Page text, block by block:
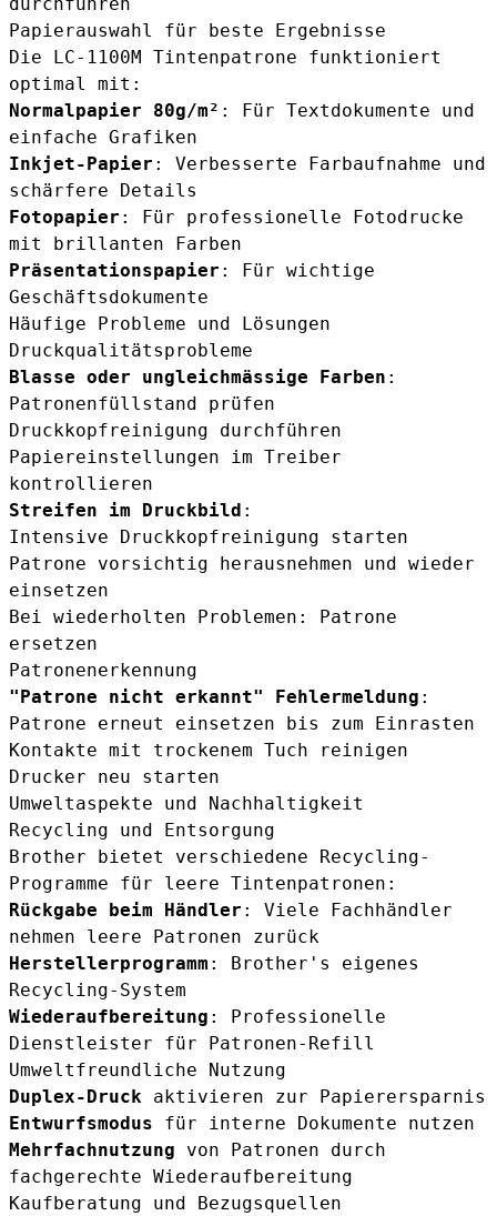
durchführen
Papierauswahl für beste Ergebnisse
Die LC-1100M Tintenpatrone funktioniert
optimal mit:
Normalpapier 80g/m² : Für Textdokumente und
einfache Grafiken
Inkjet-Papier : Verbesserte Farbaufnahme und
schärfere Details
Fotopapier : Für professionelle Fotodrucke
mit brillanten Farben
Präsentationspapier : Für wichtige
Geschäftsdokumente
Häufige Probleme und Lösungen
Druckqualitätsprobleme
Blasse oder ungleichmässige Farben :
Patronenfüllstand prüfen
Druckkopfreinigung durchführen
Papiereinstellungen im Treiber
kontrollieren
Streifen im Druckbild :
Intensive Druckkopfreinigung starten
Patrone vorsichtig herausnehmen und wieder
einsetzen
Bei wiederholten Problemen: Patrone
ersetzen
Patronenerkennung
"Patrone nicht erkannt" Fehlermeldung :
Patrone erneut einsetzen bis zum Einrasten
Kontakte mit trockenem Tuch reinigen
Drucker neu starten
Umweltaspekte und Nachhaltigkeit
Recycling und Entsorgung
Brother bietet verschiedene Recycling-
Programme für leere Tintenpatronen:
Rückgabe beim Händler : Viele Fachhändler
nehmen leere Patronen zurück
Herstellerprogramm : Brother's eigenes
Recycling-System
Wiederaufbereitung : Professionelle
Dienstleister für Patronen-Refill
Umweltfreundliche Nutzung
Duplex-Druck aktivieren zur Papierersparnis
Entwurfsmodus für interne Dokumente nutzen
Mehrfachnutzung von Patronen durch
fachgerechte Wiederaufbereitung
Kaufberatung und Bezugsquellen